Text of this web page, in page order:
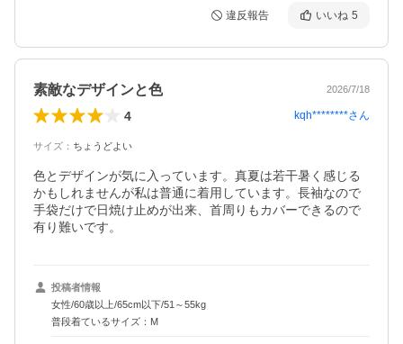
違反報告 いいね 5
素敵なデザインと色 2026/7/18
4 kqh********さん
サイズ ： ちょうどよい
色とデザインが気に入っています。真夏は若干暑く感じる
かもしれませんが私は普通に着用しています。長袖なので
手袋だけで日焼け止めが出来、首周りもカバーできるので
有り難いです。
投稿者情報
女性/60歳以上/65cm以下/51～55kg
普段着ているサイズ：M